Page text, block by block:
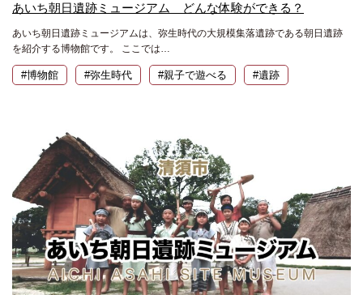
あいち朝日遺跡ミュージアム どんな体験ができる？
あいち朝日遺跡ミュージアムは、弥生時代の大規模集落遺跡である朝日遺跡
を紹介する博物館です。 ここでは…
#博物館 #弥生時代 #親子で遊べる #遺跡